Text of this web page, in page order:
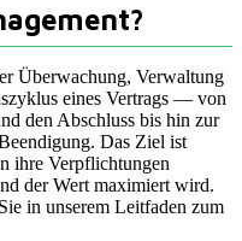
Überwachung, Verwaltung
eines Vertrags — von
den Abschluss bis hin zur
Das Ziel ist
ihre Verpflichtungen
der Wert maximiert wird.
in unserem Leitfaden zum